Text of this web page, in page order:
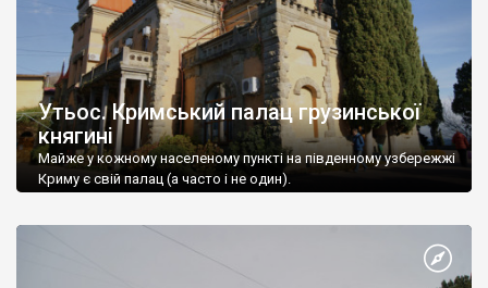
Утьос. Кримський палац грузинської
княгині
Майже у кожному населеному пункті на південному узбережжі
Криму є свій палац (а часто і не один).